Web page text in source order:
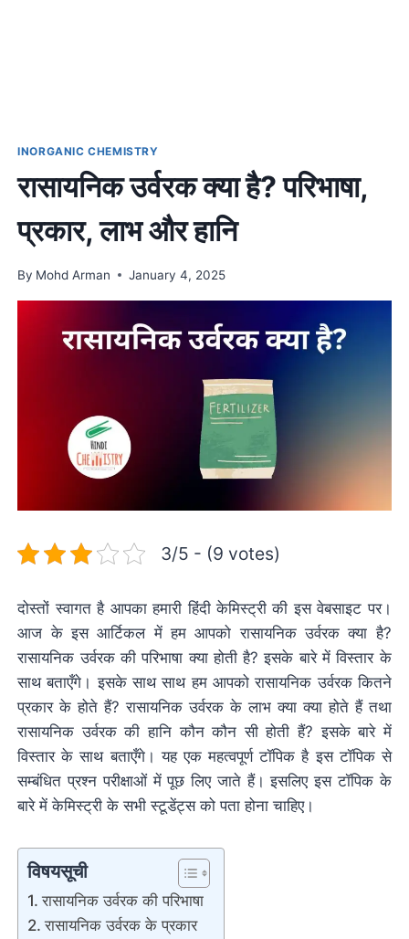
INORGANIC CHEMISTRY
रासायनिक उर्वरक क्या है? परिभाषा,
प्रकार, लाभ और हानि
By Mohd Arman January 4, 2025
3/5 - (9 votes)
दोस्तों स्वागत है आपका हमारी हिंदी केमिस्ट्री की इस वेबसाइट पर।
आज के इस आर्टिकल में हम आपको रासायनिक उर्वरक क्या है?
रासायनिक उर्वरक की परिभाषा क्या होती है? इसके बारे में विस्तार के
साथ बताएँगे। इसके साथ साथ हम आपको रासायनिक उर्वरक कितने
प्रकार के होते हैं? रासायनिक उर्वरक के लाभ क्या क्या होते हैं तथा
रासायनिक उर्वरक की हानि कौन कौन सी होती हैं? इसके बारे में
विस्तार के साथ बताएँगे। यह एक महत्वपूर्ण टॉपिक है इस टॉपिक से
सम्बंधित प्रश्न परीक्षाओं में पूछ लिए जाते हैं। इसलिए इस टॉपिक के
बारे में केमिस्ट्री के सभी स्टूडेंट्स को पता होना चाहिए।
विषयसूची
रासायनिक उर्वरक की परिभाषा
रासायनिक उर्वरक के प्रकार